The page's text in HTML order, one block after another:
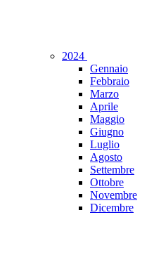
2024
Gennaio
Febbraio
Marzo
Aprile
Maggio
Giugno
Luglio
Agosto
Settembre
Ottobre
Novembre
Dicembre